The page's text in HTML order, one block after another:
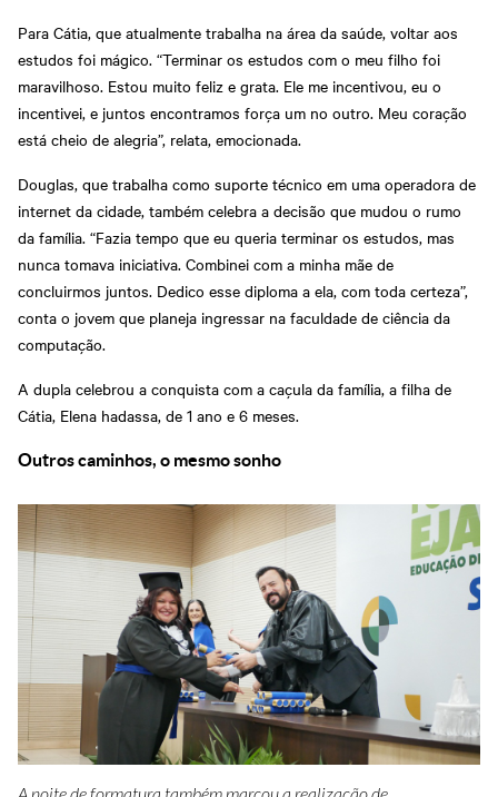
Para Cátia, que atualmente trabalha na área da saúde, voltar aos
estudos foi mágico. “Terminar os estudos com o meu filho foi
maravilhoso. Estou muito feliz e grata. Ele me incentivou, eu o
incentivei, e juntos encontramos força um no outro. Meu coração
está cheio de alegria”, relata, emocionada.
Douglas, que trabalha como suporte técnico em uma operadora de
internet da cidade, também celebra a decisão que mudou o rumo
da família. “Fazia tempo que eu queria terminar os estudos, mas
nunca tomava iniciativa. Combinei com a minha mãe de
concluirmos juntos. Dedico esse diploma a ela, com toda certeza”,
conta o jovem que planeja ingressar na faculdade de ciência da
computação.
A dupla celebrou a conquista com a caçula da família, a filha de
Cátia, Elena hadassa, de 1 ano e 6 meses.
Outros caminhos, o mesmo sonho